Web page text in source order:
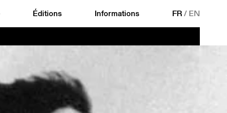
Éditions Informations FR/ EN